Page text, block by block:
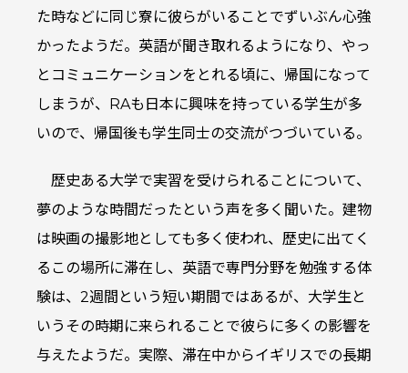
た時などに同じ寮に彼らがいることでずいぶん心強
かったようだ。英語が聞き取れるようになり、やっ
とコミュニケーションをとれる頃に、帰国になって
しまうが、RAも日本に興味を持っている学生が多
いので、帰国後も学生同士の交流がつづいている。
歴史ある大学で実習を受けられることについて、
夢のような時間だったという声を多く聞いた。建物
は映画の撮影地としても多く使われ、歴史に出てく
るこの場所に滞在し、英語で専門分野を勉強する体
験は、2週間という短い期間ではあるが、大学生と
いうその時期に来られることで彼らに多くの影響を
与えたようだ。実際、滞在中からイギリスでの長期